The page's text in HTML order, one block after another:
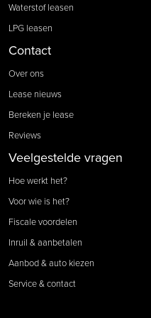
Waterstof leasen
LPG leasen
Contact
Over ons
Lease nieuws
Bereken je lease
Reviews
Veelgestelde vragen
Hoe werkt het?
Voor wie is het?
Fiscale voordelen
Inruil & aanbetalen
Aanbod & auto kiezen
Service & contact